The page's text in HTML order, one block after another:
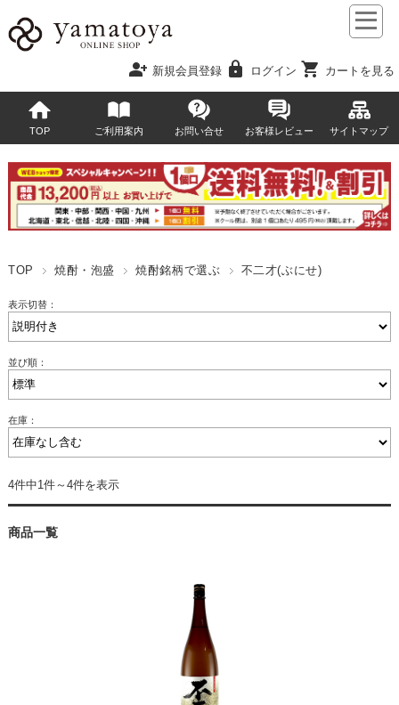
person_add 新規会員登録 lock ログイン shopping_cart カートを見る
TOP ご利用案内 お問い合せ お客様レビュー サイトマップ
TOP 焼酎・泡盛 焼酎銘柄で選ぶ 不二才(ぶにせ)
表示切替：
並び順：
在庫：
4件中1件～4件を表示
商品一覧